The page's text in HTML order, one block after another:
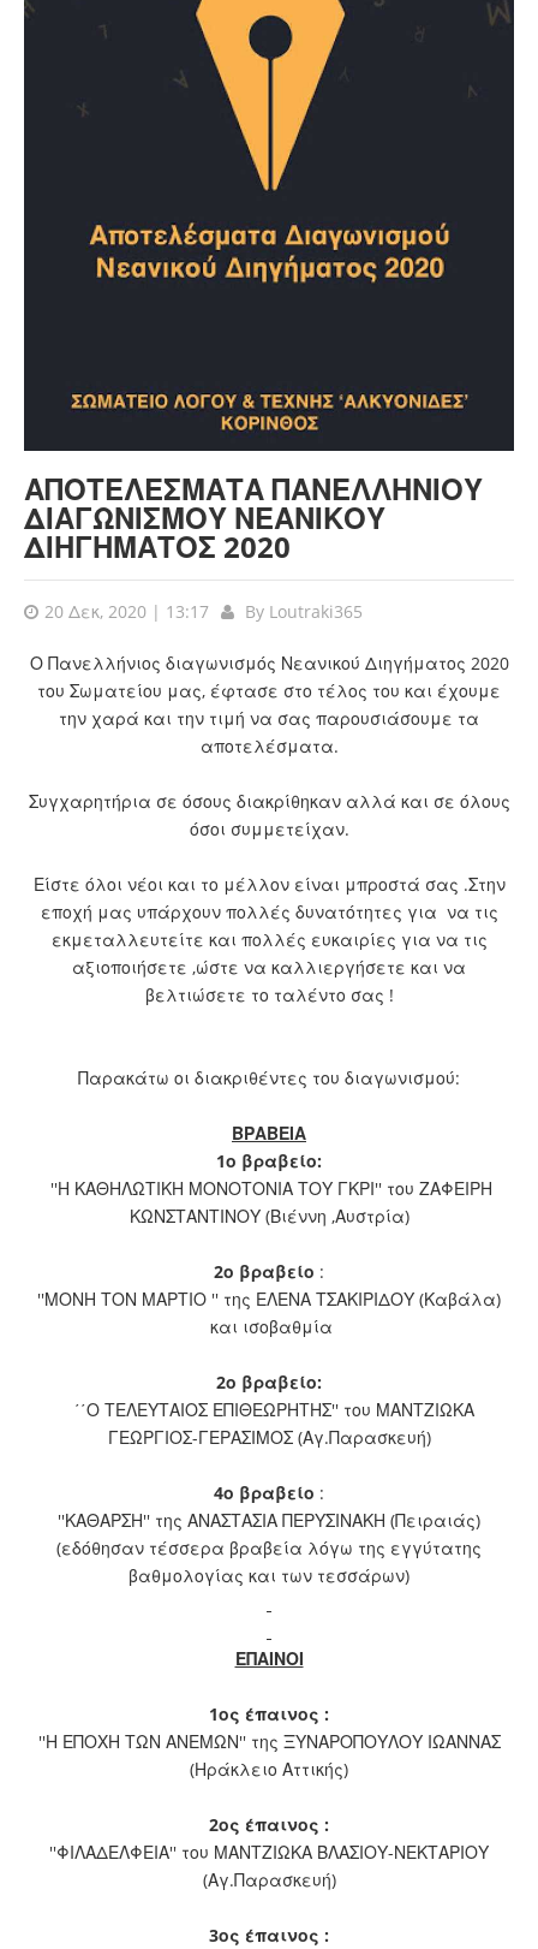
ΑΠΟΤΕΛΕΣΜΑΤΑ ΠΑΝΕΛΛΗΝΙΟΥ
ΔΙΑΓΩΝΙΣΜΟΥ ΝΕΑΝΙΚΟΥ
ΔΙΗΓΗΜΑΤΟΣ 2020
20 Δεκ, 2020 | 13:17 By Loutraki365
Ο Πανελλήνιος διαγωνισμός Νεανικού Διηγήματος 2020
του Σωματείου μας, έφτασε στο τέλος του και έχουμε
την χαρά και την τιμή να σας παρουσιάσουμε τα
αποτελέσματα.
Συγχαρητήρια σε όσους διακρίθηκαν αλλά και σε όλους
όσοι συμμετείχαν.
Είστε όλοι νέοι και το μέλλον είναι μπροστά σας .Στην
εποχή μας υπάρχουν πολλές δυνατότητες για να τις
εκμεταλλευτείτε και πολλές ευκαιρίες για να τις
αξιοποιήσετε ,ώστε να καλλιεργήσετε και να
βελτιώσετε το ταλέντο σας !
Παρακάτω οι διακριθέντες του διαγωνισμού:
ΒΡΑΒΕΙΑ
1ο βραβείο:
''Η ΚΑΘΗΛΩΤΙΚΗ ΜΟΝΟΤΟΝΙΑ ΤΟΥ ΓΚΡΙ'' του ΖΑΦΕΙΡΗ
ΚΩΝΣΤΑΝΤΙΝΟΥ (Βιέννη ,Αυστρία)
2ο βραβείο :
''ΜΟΝΗ ΤΟΝ ΜΑΡΤΙΟ '' της ΕΛΕΝΑ ΤΣΑΚΙΡΙΔΟΥ (Καβάλα)
και ισοβαθμία
2ο βραβείο:
΄΄Ο ΤΕΛΕΥΤΑΙΟΣ ΕΠΙΘΕΩΡΗΤΗΣ'' του ΜΑΝΤΖΙΩΚΑ
ΓΕΩΡΓΙΟΣ-ΓΕΡΑΣΙΜΟΣ (Αγ.Παρασκευή)
4ο βραβείο :
''ΚΑΘΑΡΣΗ'' της ΑΝΑΣΤΑΣΙΑ ΠΕΡΥΣΙΝΑΚΗ (Πειραιάς)
(εδόθησαν τέσσερα βραβεία λόγω της εγγύτατης
βαθμολογίας και των τεσσάρων)
ΕΠΑΙΝΟΙ
1ος έπαινος :
''Η ΕΠΟΧΗ ΤΩΝ ΑΝΕΜΩΝ'' της ΞΥΝΑΡΟΠΟΥΛΟΥ ΙΩΑΝΝΑΣ
(Ηράκλειο Αττικής)
2ος έπαινος :
''ΦΙΛΑΔΕΛΦΕΙΑ'' του ΜΑΝΤΖΙΩΚΑ ΒΛΑΣΙΟΥ-ΝΕΚΤΑΡΙΟΥ
(Αγ.Παρασκευή)
3ος έπαινος :